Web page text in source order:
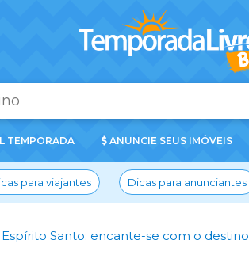
TEMPORADA ANUNCIE SEUS IMÓVEIS
para viajantes Dicas para anunciantes
Espírito Santo: encante-se com o destino